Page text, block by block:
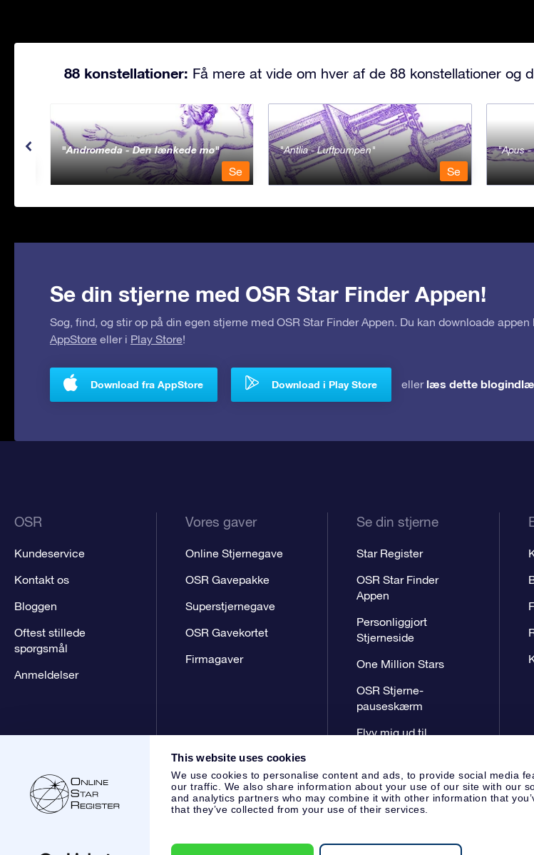
This website uses cookies
We use cookies to personalise content and ads, to provide social media
our traffic. We also share information about your use of our site with our
and analytics partners who may combine it with other information that
that they’ve collected from your use of their services.
88 konstellationer: Få mere at vide om hver af de 88 konstellationer og
Andromeda - Den lænkede mø
Se
Antlia - Luftpumpen
Se
Apus -
Se din stjerne med OSR Star Finder Appen!
Søg, find, og stir op på din egen stjerne med OSR Star Finder Appen. Du kan downloade appen
AppStore eller i Play Store!
Download fra AppStore Download i Play Store eller læs dette
OSR
Kundeservice
Kontakt os
Bloggen
Oftest stillede
spørgsmål
Anmeldelser
Vores gaver
Online Stjernegave
OSR Gavepakke
Superstjernegave
OSR Gavekortet
Firmagaver
Se din stjerne
Star Register
OSR Star Finder
Appen
Personliggjort
Stjerneside
One Million Stars
OSR Stjerne-
pauseskærm
Flyv mig ud til